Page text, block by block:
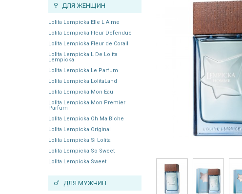
ДЛЯ ЖЕНЩИН
Lolita Lempicka Elle L Aime
Lolita Lempicka Fleur Defendue
Lolita Lempicka Fleur de Corail
Lolita Lempicka L De Lolita
Lempicka
Lolita Lempicka Le Parfum
Lolita Lempicka LolitaLand
Lolita Lempicka Mon Eau
Lolita Lempicka Mon Premier
Parfum
Lolita Lempicka Oh Ma Biche
Lolita Lempicka Original
Lolita Lempicka Si Lolita
Lolita Lempicka So Sweet
Lolita Lempicka Sweet
ДЛЯ МУЖЧИН